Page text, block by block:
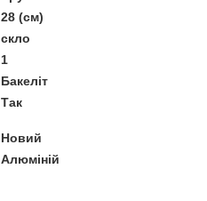
28 (см)
скло
1
Бакеліт
Так
Новий
Алюміній